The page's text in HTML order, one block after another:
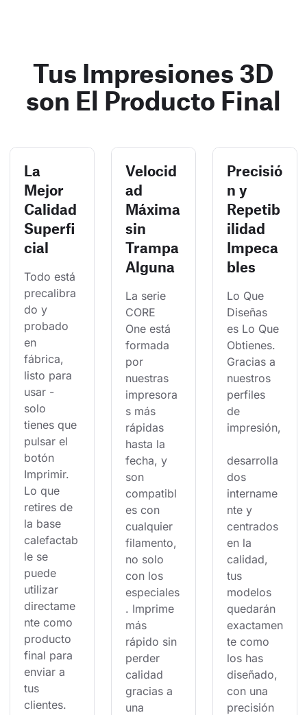
Tus Impresiones 3D
son El Producto Final
La
Mejor
Calidad
Superfi
cial
Todo está
precalibra
do y
probado
en
fábrica,
listo para
usar -
solo
tienes que
pulsar el
botón
Imprimir.
Lo que
retires de
la base
calefactab
le se
puede
utilizar
directame
nte como
producto
final para
enviar a
tus
clientes.
Velocid
ad
Máxima
sin
Trampa
Alguna
La serie
CORE
One está
formada
por
nuestras
impresora
s más
rápidas
hasta la
fecha, y
son
compatibl
es con
cualquier
filamento,
no solo
con los
especiales
. Imprime
más
rápido sin
perder
calidad
gracias a
una
Precisió
n y
Repetib
ilidad
Impeca
bles
Lo Que
Diseñas
es Lo Que
Obtienes.
Gracias a
nuestros
perfiles
de
impresión,
desarrolla
dos
intername
nte y
centrados
en la
calidad,
tus
modelos
quedarán
exactamen
te como
los has
diseñado,
con una
precisión